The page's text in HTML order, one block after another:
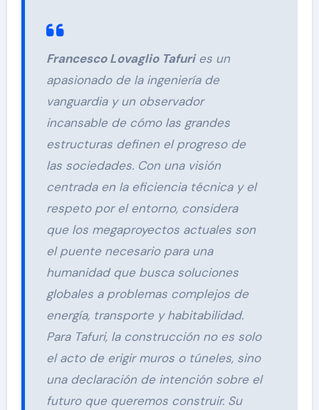
Francesco Lovaglio Tafuries un
apasionado de la ingeniería de
vanguardia y un observador
incansable de cómo las grandes
estructuras definen el progreso de
las sociedades. Con una visión
centrada en la eficiencia técnica y el
respeto por el entorno, considera
que los megaproyectos actuales son
el puente necesario para una
humanidad que busca soluciones
globales a problemas complejos de
energía, transporte y habitabilidad.
Para Tafuri, la construcción no es solo
el acto de erigir muros o túneles, sino
una declaración de intención sobre el
futuro que queremos construir. Su